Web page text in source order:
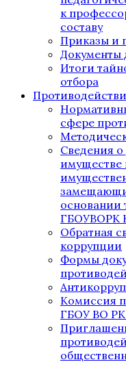
к
составу
Приказы и
Документы
Итоги
отбора
сфере
Сведения о
имуществе
основании
ГБОУВОРК
Обратная
коррупции
Формы
Комиссия
ГБОУ ВО